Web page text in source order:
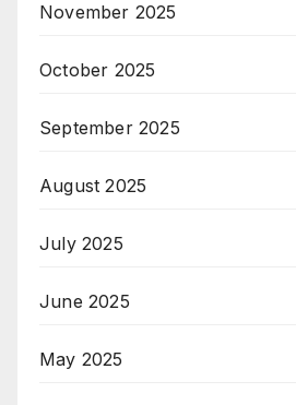
November 2025
October 2025
September 2025
August 2025
July 2025
June 2025
May 2025